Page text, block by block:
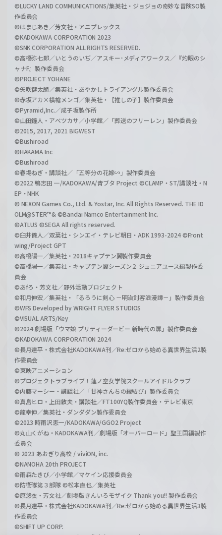
©LUCKY LAND COMMUNICATIONS/集英社・ジョジョの奇妙な冒険SO製
作委員会
©はまじあき／芳文社・アニプレックス
©KADOKAWA CORPORATION 2023
©SNK CORPORATION ALL RIGHTS RESERVED.
©高橋弥七郎／いとうのいぢ／アスキー･メディアワークス／『灼眼のシ
ャナF』製作委員会
©PROJECT YOHANE
©矢吹健太朗／集英社・あやかしトライアングル製作委員会
©赤坂アカ×横槍メンゴ／集英社・【推しの子】製作委員会
©Pyramid,Inc.／成子坂製作所
©山田鐘人・アベツカサ／小学館／「葬送のフリーレン」製作委員会
©2015, 2017, 2021 BIGWEST
©Bushiroad
©HAKAMA Inc
©Bushiroad
©春場ねぎ・講談社／「五等分の花嫁∽」製作委員会
©2022 鴨志田 一/KADOKAWA/青ブタ Project ©CLAMP・ST/講談社・N
EP・NHK
© NEXON Games Co., Ltd. & Yostar, Inc. All Rights Reserved. THE ID
OLM@STER™& ©Bandai Namco Entertainment Inc.
©ATLUS ©SEGA All rights reserved.
©臼井儀人／双葉社・シンエイ・テレビ朝日・ADK 1993-2024 ©Front
wing/Project GPT
©高橋陽一／集英社・2018キャプテン翼製作委員会
©高橋陽一／集英社・キャプテン翼シーズン２ ジュニアユース編製作委
員会
©あfろ・芳文社／野外活動プロジェクト
©和月伸宏／集英社・「るろうに剣心 －明治剣客浪漫譚－」製作委員会
©WFS Developed by WRIGHT FLYER STUDIOS
©VISUAL ARTS/Key
©2024 劇場版「ウマ娘 プリティーダービー 新時代の扉」製作委員会
©KADOKAWA CORPORATION 2024
©長月達平・株式会社KADOKAWA刊／Re:ゼロから始める異世界生活2製
作委員会
©東映アニメーション
©プロジェクトラブライブ！蓮ノ空女学院スクールアイドルクラブ
©内藤マーシー・講談社／「甘神さんちの縁結び」製作委員会
©真島ヒロ・上田敦夫・講談社／FT100YQ製作委員会・テレビ東京
©龍幸伸／集英社・ダンダダン製作委員会
©2023 時雨沢恵一/KADOKAWA/GGO2 Project
©丸山くがね・KADOKAWA刊／劇場版「オーバーロード」聖王国編製作
委員会
© 2023 あおぎり高校 / viviON, inc.
©NANOHA 20th PROJECT
©雨森たきび／小学館／マケイン応援委員会
©防衛隊第３部隊 ©松本直也／集英社
©原悠衣・芳文社／劇場版きんいろモザイク Thank you!! 製作委員会
©長月達平・株式会社KADOKAWA刊／Re:ゼロから始める異世界生活3製
作委員会
©SHIFT UP CORP.